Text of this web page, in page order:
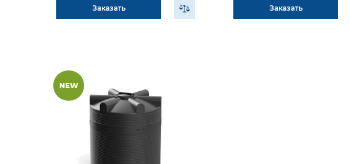
Заказать Заказать
NEW